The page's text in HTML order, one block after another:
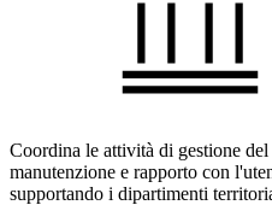
Coordina le attività di gestione
manutenzione e rapporto con
supportando i dipartimenti